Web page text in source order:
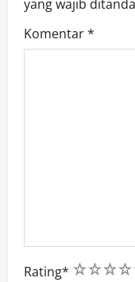
yang wajib
Komentar*
Rating* 5
4
3
2
1